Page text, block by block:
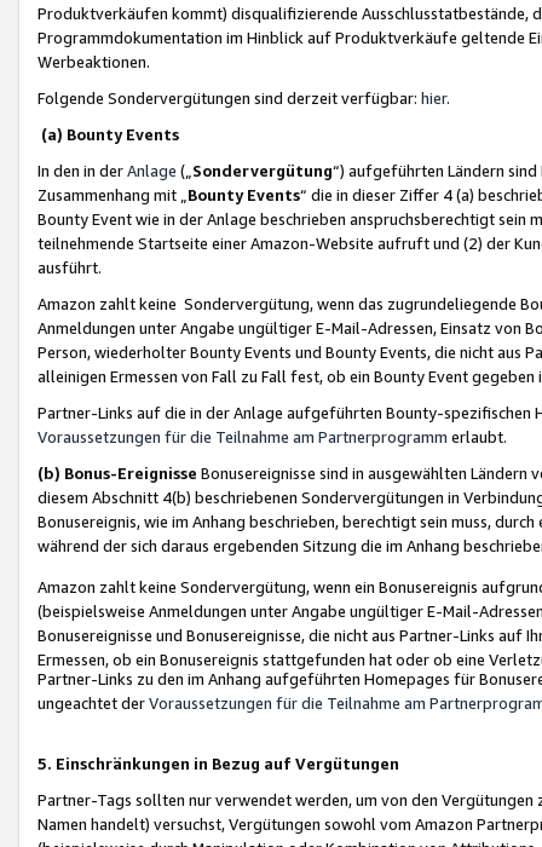
Produktverkäufen kommt) disqualifizierende Ausschlusstatbestände,
Programmdokumentation im Hinblick auf Produktverkäufe geltende
Werbeaktionen.
Folgende Sondervergütungen sind derzeit verfügbar: hier.
(a) Bounty Events
In den in derAnlage („ Sondervergütung“) aufgeführten Ländern
Zusammenhang mit „ Bounty Events“ die in dieser Ziffer 4 (a)
Bounty Event wie in der Anlage beschrieben anspruchsberechtigt sein
teilnehmende Startseite einer Amazon-Website aufruft und (2) der
ausführt.
Amazon zahlt keine Sondervergütung, wenn das zugrundeliegende
Anmeldungen unter Angabe ungültiger E-Mail-Adressen, Einsatz von
Person, wiederholter Bounty Events und Bounty Events, die nicht
alleinigen Ermessen von Fall zu Fall fest, ob ein Bounty Event
Partner-Links auf die in der Anlage aufgeführten Bounty-spezifischen
Voraussetzungen für die Teilnahme am Partnerprogramm erlaubt.
(b) Bonus-Ereignisse Bonusereignisse sind in ausgewählten Ländern
diesem Abschnitt 4(b) beschriebenen Sondervergütungen in
Bonusereignis, wie im Anhang beschrieben, berechtigt sein muss,
während der sich daraus ergebenden Sitzung die im Anhang
Amazon zahlt keine Sondervergütung, wenn ein Bonusereignis
(beispielsweise Anmeldungen unter Angabe ungültiger E-Mail-
Bonusereignisse und Bonusereignisse, die nicht aus Partner-Links auf
Ermessen, ob ein Bonusereignis stattgefunden hat oder ob eine
Partner-Links zu den im Anhang aufgeführten Homepages für
ungeachtet derVoraussetzungen für die Teilnahme am
5. Einschränkungen in Bezug auf Vergütungen
Partner-Tags sollten nur verwendet werden, um von den
Namen handelt) versuchst, Vergütungen sowohl vom Amazon